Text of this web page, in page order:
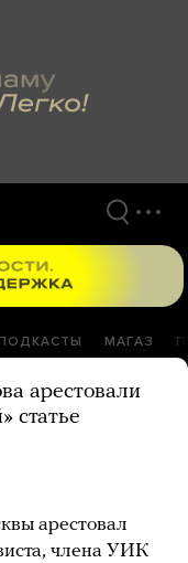
МАГАЗ
арестовали
статье
арестовал
члена УИК